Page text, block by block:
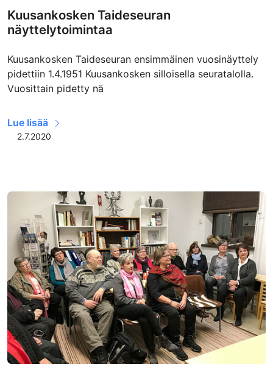
Kuusankosken Taideseuran
näyttelytoimintaa
Kuusankosken Taideseuran ensimmäinen vuosinäyttely
pidettiin 1.4.1951 Kuusankosken silloisella seuratalolla.
Vuosittain pidetty nä
Lue lisää
2.7.2020